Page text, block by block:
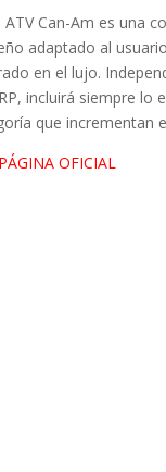
ATV Can-Am es una
adaptado al
en el lujo.
incluirá siempre lo
que incrementan
OFICIAL